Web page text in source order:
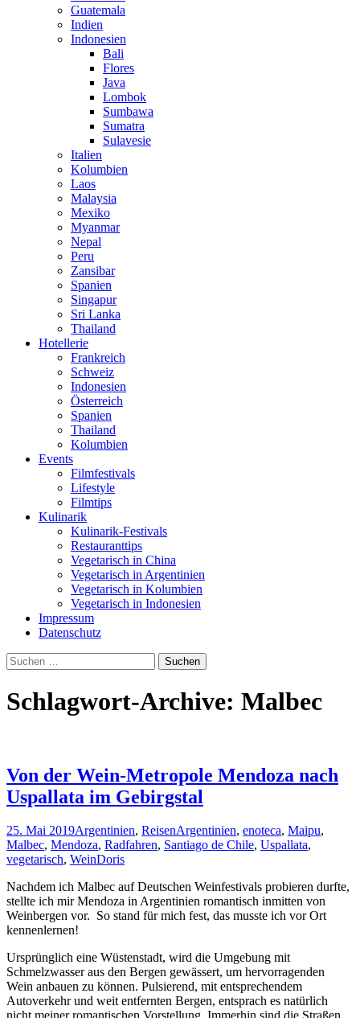
Guatemala
Indien
Indonesien
Bali
Flores
Java
Lombok
Sumbawa
Sumatra
Sulavesie
Italien
Kolumbien
Laos
Malaysia
Mexiko
Myanmar
Nepal
Peru
Zansibar
Spanien
Singapur
Sri Lanka
Thailand
Hotellerie
Frankreich
Schweiz
Indonesien
Österreich
Spanien
Thailand
Kolumbien
Events
Filmfestivals
Lifestyle
Filmtips
Kulinarik
Kulinarik-Festivals
Restauranttips
Vegetarisch in China
Vegetarisch in Argentinien
Vegetarisch in Kolumbien
Vegetarisch in Indonesien
Impressum
Datenschutz
Suchen
nach:
Schlagwort-Archive: Malbec
Von der Wein-Metropole Mendoza nach
Uspallata im Gebirgstal
25. Mai 2019Argentinien, ReisenArgentinien, enoteca, Maipu,
Malbec, Mendoza, Radfahren, Santiago de Chile, Uspallata,
vegetarisch, WeinDoris
Nachdem ich Malbec auf Deutschen Weinfestivals probieren durfte,
stellte ich mir Mendoza in Argentinien romantisch inmitten von
Weinbergen vor. So stand für mich fest, das musste ich vor Ort
kennenlernen!
Ursprünglich eine Wüstenstadt, wird die Umgebung mit
Schmelzwasser aus den Bergen gewässert, um hervorragenden
Wein anbauen zu können. Pulsierend, mit entsprechendem
Autoverkehr und weit entfernten Bergen, entsprach es natürlich